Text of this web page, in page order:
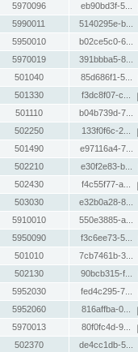
5970096 eb90bd3f-5...
5990011 5140295e-b...
5950010 b02ce5c0-6...
5970019 391bbba5-8...
501040 85d686f1-5...
501330 f3dc8f07-c...
501110 b04b739d-7...
502250 133f0f6c-2...
501490 e97116a4-7...
502210 e30f2e83-b...
502430 f4c55f77-a...
503030 e32b0a28-8...
5910010 550e3885-a...
5950090 f3c6ee73-5...
501010 7cb7461b-3...
502130 90bcb315-f...
5952030 fed4c295-7...
5952060 816affba-0...
5970013 80f0fc4d-9...
502370 de4cc1db-5...